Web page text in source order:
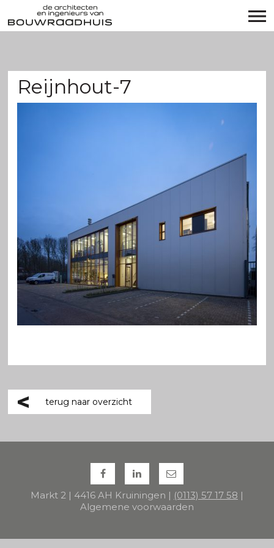
Reijnhout-7
terug naar overzicht
Markt 2 | 4416 AH Kruiningen | (0113) 57 17 58 |
Algemene voorwaarden